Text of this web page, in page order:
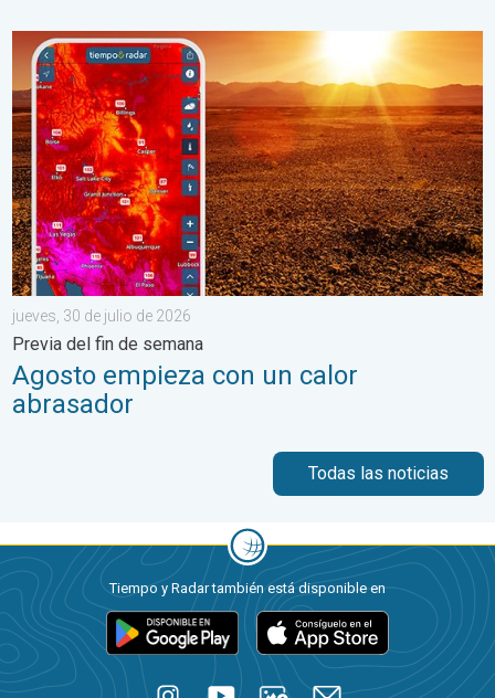
Agosto empieza con un calor abrasador. Previa del fin de
jueves, 30 de julio de 2026
Previa del fin de semana
Agosto empieza con un calor
abrasador
Todas las noticias
Tiempo y Radar también está disponible en